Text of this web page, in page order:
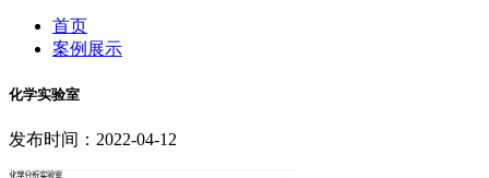
首页
案例展示
化学实验室
发布时间：2022-04-12